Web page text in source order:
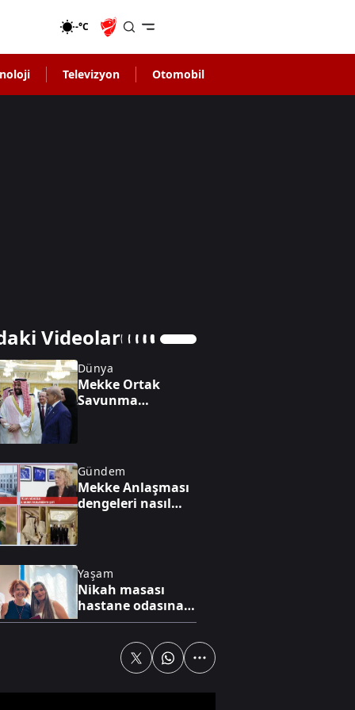
-°C
Televizyon Otomobil
Videolar
Dünya
Mekke Ortak
Savunma
Gündem
Mekke Anlaşması
dengeleri nasıl
Yaşam
Nikah masası
hastane odasına
kuruldu
Terörsüz Türkiye